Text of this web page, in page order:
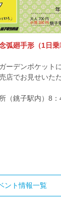
弧廻手形（1日
ーデンポケット
店でお見せいた
（銚子駅内）8
ント情報一覧